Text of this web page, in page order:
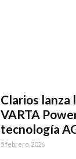
Clarios lanza
VARTA
tecnología
5 febrero, 2026